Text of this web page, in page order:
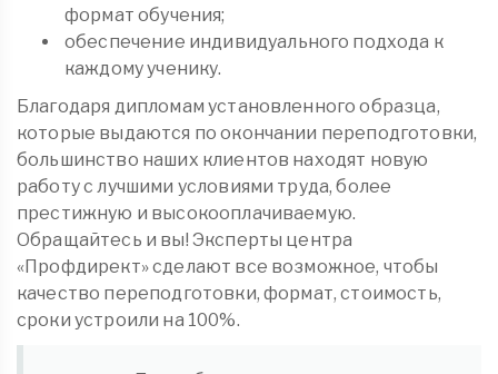
формат обучения;
обеспечение индивидуального подхода к
каждому ученику.
Благодаря дипломам установленного образца,
которые выдаются по окончании переподготовки,
большинство наших клиентов находят новую
работу с лучшими условиями труда, более
престижную и высокооплачиваемую.
Обращайтесь и вы! Эксперты центра
«Профдирект» сделают все возможное, чтобы
качество переподготовки, формат, стоимость,
сроки устроили на 100%.